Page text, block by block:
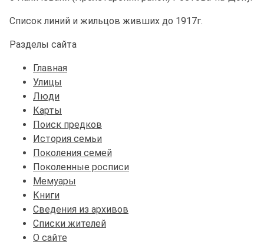
Список линий и жильцов живших до 1917г.
Разделы сайта
Главная
Улицы
Люди
Карты
Поиск предков
История семьи
Поколения семей
Поколенные росписи
Мемуары
Книги
Сведения из архивов
Списки жителей
О сайте